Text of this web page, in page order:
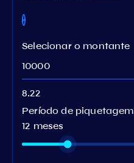
Selecionar o montante
Período de piquetagem
12 meses